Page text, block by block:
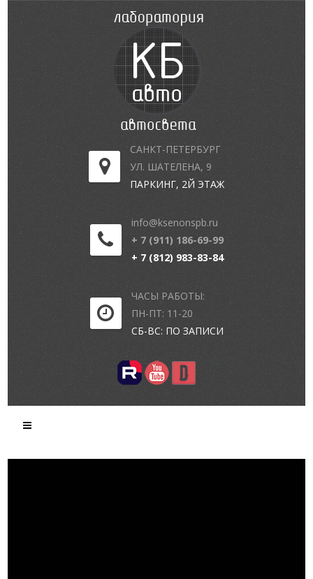
САНКТ-ПЕТЕРБУРГ
УЛ. ШАТЕЛЕНА, 9
ПАРКИНГ, 2Й ЭТАЖ
info@ksenonspb.ru
+ 7 (911) 186-69-99
+ 7 (812) 983-83-84
ЧАСЫ РАБОТЫ:
ПН-ПТ: 11-20
СБ-ВС: ПО ЗАПИСИ